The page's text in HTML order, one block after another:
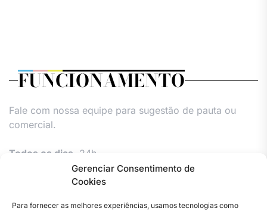
Gerenciar Consentimento de
Cookies
Para fornecer as melhores experiências, usamos tecnologias como
FUNCIONAMENTO
Fale com nossa equipe para sugestão de pauta ou
comercial.
Todos os dias, 24h.